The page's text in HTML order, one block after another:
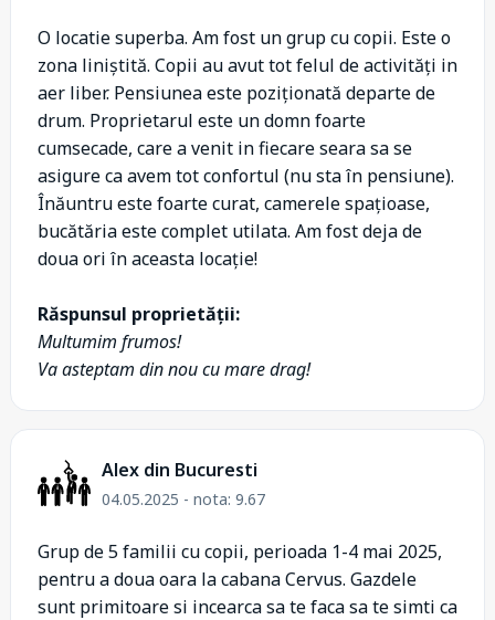
O locatie superba. Am fost un grup cu copii. Este o
zona liniștită. Copii au avut tot felul de activități in
aer liber. Pensiunea este poziționată departe de
drum. Proprietarul este un domn foarte
cumsecade, care a venit in fiecare seara sa se
asigure ca avem tot confortul (nu sta în pensiune).
Înăuntru este foarte curat, camerele spațioase,
bucătăria este complet utilata. Am fost deja de
doua ori în aceasta locație!
Răspunsul proprietății:
Multumim frumos!
Va asteptam din nou cu mare drag!
Alex din Bucuresti
04.05.2025 - nota: 9.67
Grup de 5 familii cu copii, perioada 1-4 mai 2025,
pentru a doua oara la cabana Cervus. Gazdele
sunt primitoare si incearca sa te faca sa te simti ca